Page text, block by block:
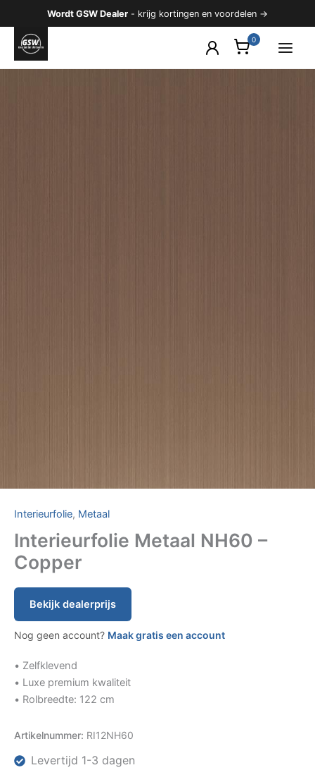
naar
inhoud
Wordt GSW Dealer - krijg kortingen en voordelen →
Interieurfolie, Metaal
Interieurfolie Metaal NH60 –
Copper
Bekijk dealerprijs
Nog geen account? Maak gratis een account
• Zelfklevend
• Luxe premium kwaliteit
• Rolbreedte: 122 cm
Artikelnummer: RI12NH60
Levertijd 1-3 dagen